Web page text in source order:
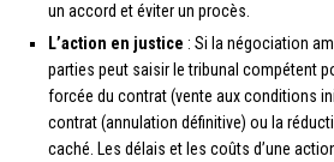
un accord et éviter un procès.
L’action en justice : Si la négociation
parties peut saisir le tribunal compétent
forcée du contrat (vente aux conditions
contrat (annulation définitive) ou la
caché. Les délais et les coûts d’une